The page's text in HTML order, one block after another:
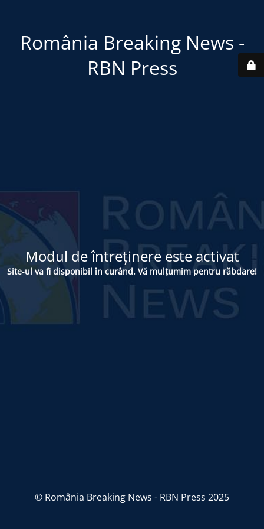
România Breaking News -
RBN Press
Modul de întreținere este activat
Site-ul va fi disponibil în curând. Vă mulțumim pentru răbdare!
© România Breaking News - RBN Press 2025